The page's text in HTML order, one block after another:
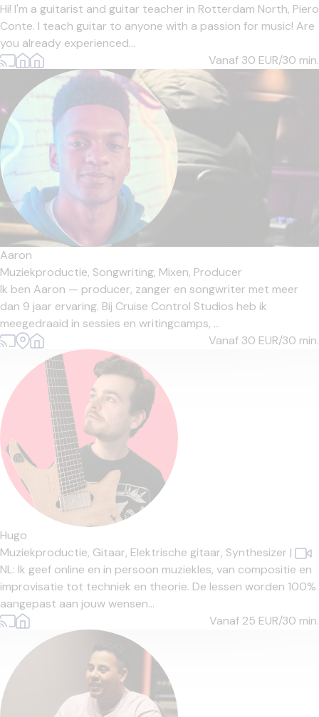
Hi! I'm a guitarist and guitar teacher in Rotterdam North, Piero
Conte. I teach guitar to anyone with a passion for music! Are
you already experienced...
Vanaf 30 EUR/30 min.
Aaron
Muziekproductie, Songwriting, Mixen, Producer
Ik ben Aaron — producer, zanger en songwriter met meer
dan 9 jaar ervaring. Bij Cruise Control Studios heb ik
meegedraaid in sessies en writingcamps, ...
Vanaf 30 EUR/30 min.
Hugo
Muziekproductie, Gitaar, Elektrische gitaar, Synthesizer |
NL: Ik geef online en in persoon muziekles, van compositie en
improvisatie tot techniek en theorie. De lessen worden 100%
aangepast aan jouw wensen...
Vanaf 25 EUR/30 min.